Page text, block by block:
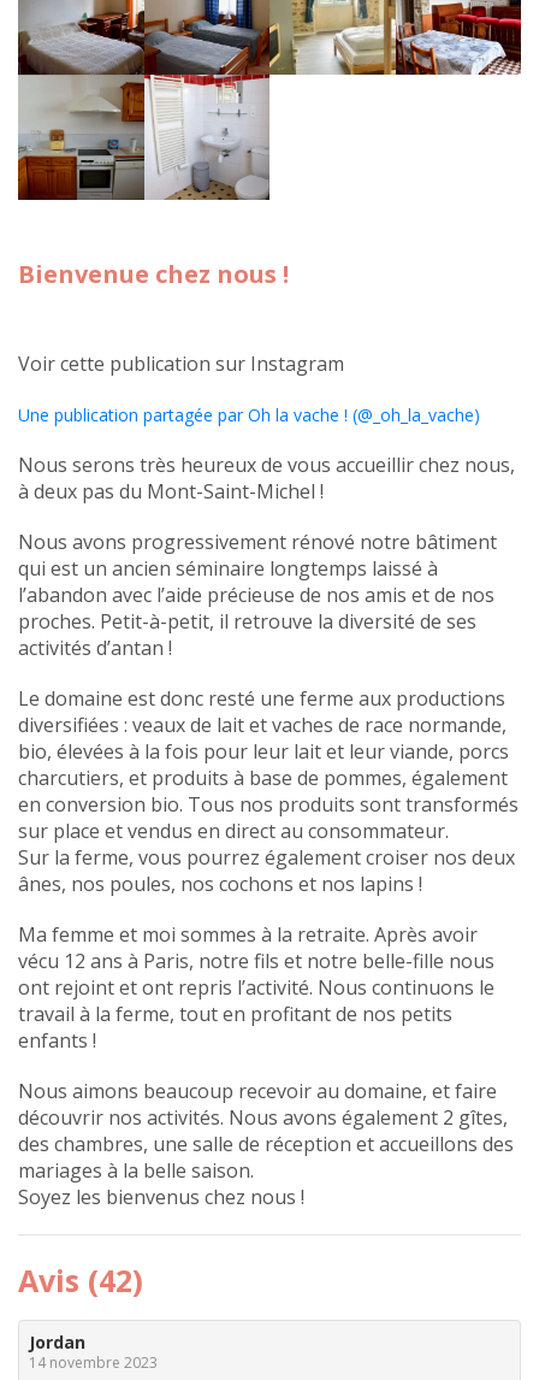
Bienvenue chez nous !
Voir cette publication sur Instagram
Une publication partagée par Oh la vache ! (@_oh_la_vache)
Nous serons très heureux de vous accueillir chez nous,
à deux pas du Mont-Saint-Michel !
Nous avons progressivement rénové notre bâtiment
qui est un ancien séminaire longtemps laissé à
l’abandon avec l’aide précieuse de nos amis et de nos
proches. Petit-à-petit, il retrouve la diversité de ses
activités d’antan !
Le domaine est donc resté une ferme aux productions
diversifiées : veaux de lait et vaches de race normande,
bio, élevées à la fois pour leur lait et leur viande, porcs
charcutiers, et produits à base de pommes, également
en conversion bio. Tous nos produits sont transformés
sur place et vendus en direct au consommateur.
Sur la ferme, vous pourrez également croiser nos deux
ânes, nos poules, nos cochons et nos lapins !
Ma femme et moi sommes à la retraite. Après avoir
vécu 12 ans à Paris, notre fils et notre belle-fille nous
ont rejoint et ont repris l’activité. Nous continuons le
travail à la ferme, tout en profitant de nos petits
enfants !
Nous aimons beaucoup recevoir au domaine, et faire
découvrir nos activités. Nous avons également 2 gîtes,
des chambres, une salle de réception et accueillons des
mariages à la belle saison.
Soyez les bienvenus chez nous !
Avis (42)
Jordan
14 novembre 2023